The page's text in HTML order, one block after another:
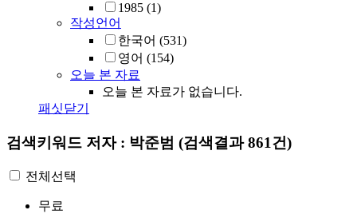
1985 (1)
작성언어
한국어 (531)
영어 (154)
오늘 본 자료
오늘 본 자료가 없습니다.
패싯닫기
검색키워드 저자 : 박준범 (검색결과 861건)
전체선택
무료